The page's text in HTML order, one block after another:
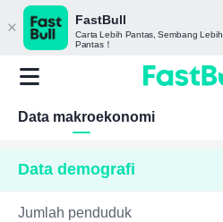
FastBull
Carta Lebih Pantas, Sembang Lebih
Pantas！
Data makroekonomi
Data demografi
Jumlah penduduk